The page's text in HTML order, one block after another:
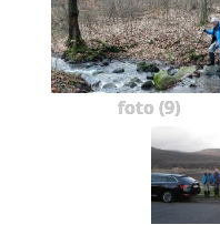
foto (9)